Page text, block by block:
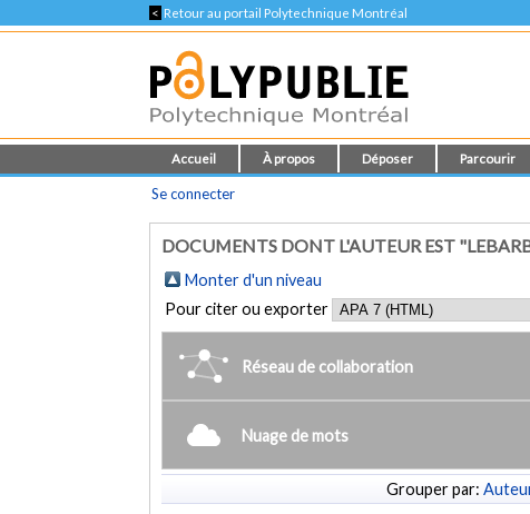
< Retour au portail Polytechnique Montréal
Accueil À propos Déposer Parcourir
Se connecter
DOCUMENTS DONT L'AUTEUR EST
Monter d'un niveau
Pour citer ou exporter
Réseau de collaboration
Nuage de mots
Grouper par: